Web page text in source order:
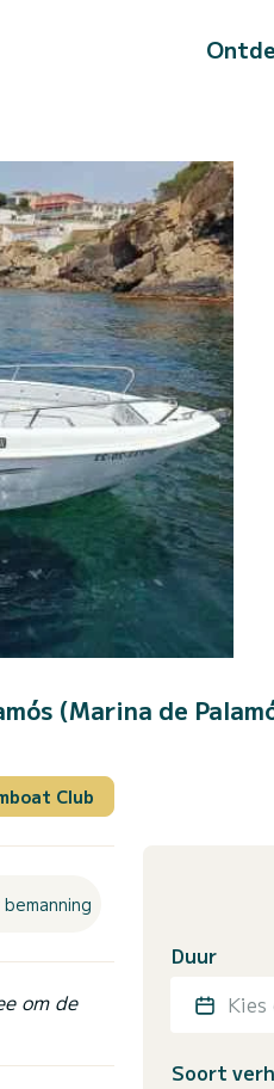
(Marina de
Club
om de
Duur
Soort